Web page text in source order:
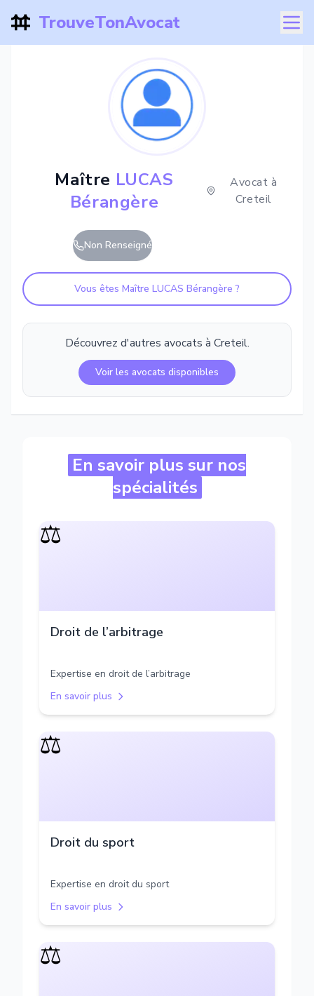
TrouveTonAvocat
Maître LUCAS
Bérangère
Avocat à
Creteil
Non Renseigné
Vous êtes Maître LUCAS Bérangère ?
Découvrez d'autres avocats à Creteil.
Voir les avocats disponibles
En savoir plus sur nos
spécialités
⚖️
Droit de l’arbitrage
Expertise en droit de l’arbitrage
En savoir plus
⚖️
Droit du sport
Expertise en droit du sport
En savoir plus
⚖️